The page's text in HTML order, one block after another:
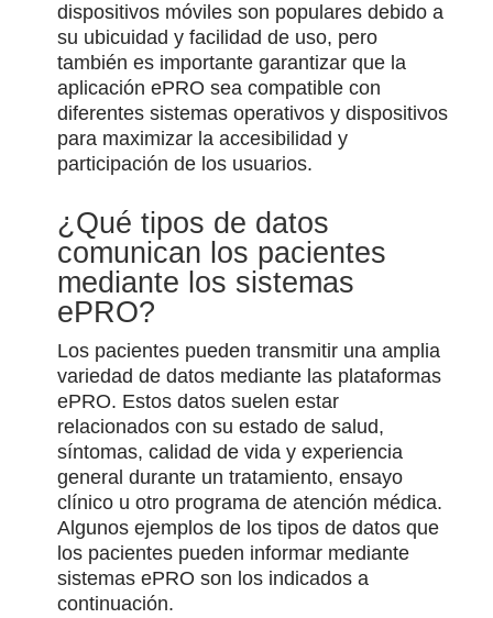
dispositivos móviles son populares debido a
su ubicuidad y facilidad de uso, pero
también es importante garantizar que la
aplicación ePRO sea compatible con
diferentes sistemas operativos y dispositivos
para maximizar la accesibilidad y
participación de los usuarios.
¿Qué tipos de datos
comunican los pacientes
mediante los sistemas
ePRO?
Los pacientes pueden transmitir una amplia
variedad de datos mediante las plataformas
ePRO. Estos datos suelen estar
relacionados con su estado de salud,
síntomas, calidad de vida y experiencia
general durante un tratamiento, ensayo
clínico u otro programa de atención médica.
Algunos ejemplos de los tipos de datos que
los pacientes pueden informar mediante
sistemas ePRO son los indicados a
continuación.